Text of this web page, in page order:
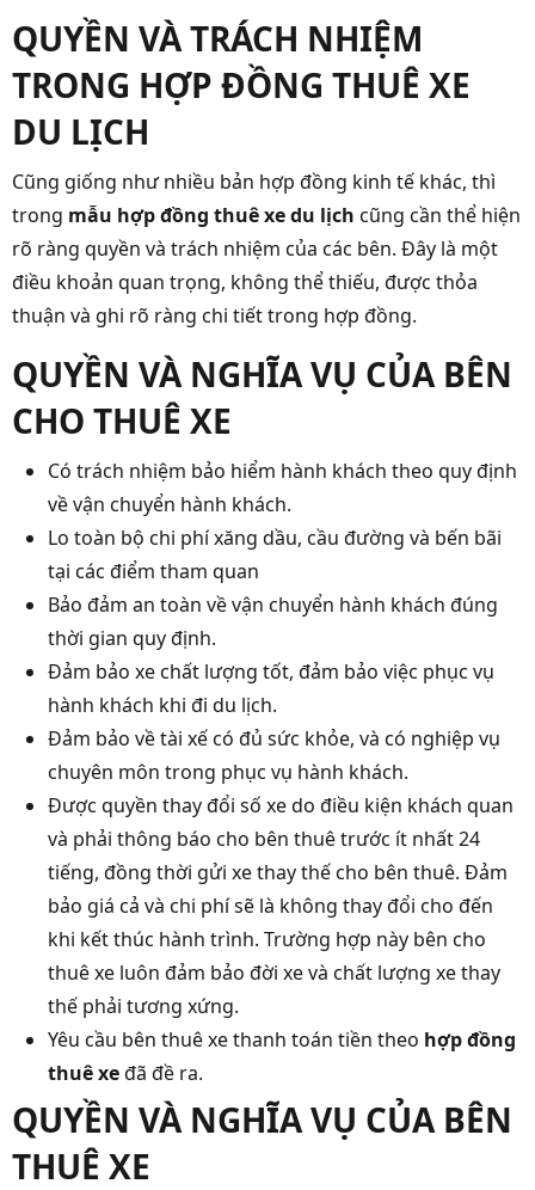
QUYỀN VÀ TRÁCH NHIỆM
TRONG HỢP ĐỒNG THUÊ XE
DU LỊCH
Cũng giống như nhiều bản hợp đồng kinh tế khác, thì
trong mẫu hợp đồng thuê xe du lịch cũng cần thể hiện
rõ ràng quyền và trách nhiệm của các bên. Đây là một
điều khoản quan trọng, không thể thiếu, được thỏa
thuận và ghi rõ ràng chi tiết trong hợp đồng.
QUYỀN VÀ NGHĨA VỤ CỦA BÊN
CHO THUÊ XE
Có trách nhiệm bảo hiểm hành khách theo quy định
về vận chuyển hành khách.
Lo toàn bộ chi phí xăng dầu, cầu đường và bến bãi
tại các điểm tham quan
Bảo đảm an toàn về vận chuyển hành khách đúng
thời gian quy định.
Đảm bảo xe chất lượng tốt, đảm bảo việc phục vụ
hành khách khi đi du lịch.
Đảm bảo về tài xế có đủ sức khỏe, và có nghiệp vụ
chuyên môn trong phục vụ hành khách.
Được quyền thay đổi số xe do điều kiện khách quan
và phải thông báo cho bên thuê trước ít nhất 24
tiếng, đồng thời gửi xe thay thế cho bên thuê. Đảm
bảo giá cả và chi phí sẽ là không thay đổi cho đến
khi kết thúc hành trình. Trường hợp này bên cho
thuê xe luôn đảm bảo đời xe và chất lượng xe thay
thế phải tương xứng.
Yêu cầu bên thuê xe thanh toán tiền theo hợp đồng
thuê xeđã đề ra.
QUYỀN VÀ NGHĨA VỤ CỦA BÊN
THUÊ XE